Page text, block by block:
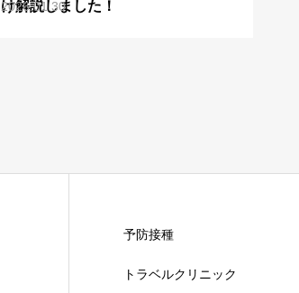
け解説しました！
2026.01.30
予防接種
トラベルクリニック